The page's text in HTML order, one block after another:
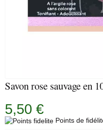
Savon rose sauvage en
5,50 €
Points de